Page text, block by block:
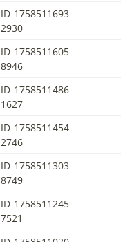
ID-1758511693-
2930
ID-1758511605-
8946
ID-1758511486-
1627
ID-1758511454-
2746
ID-1758511303-
8749
ID-1758511245-
7521